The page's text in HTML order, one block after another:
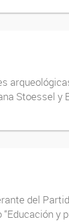
Stoessel
del